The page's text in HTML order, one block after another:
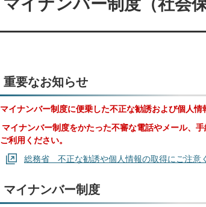
重要なお知らせ
マイナンバー制度に便乗した不正な勧誘および個人情
マイナンバー制度をかたった不審な電話やメール、
ご利用ください。
総務省 不正な勧誘や個人情報の取得にご注意
マイナンバー制度